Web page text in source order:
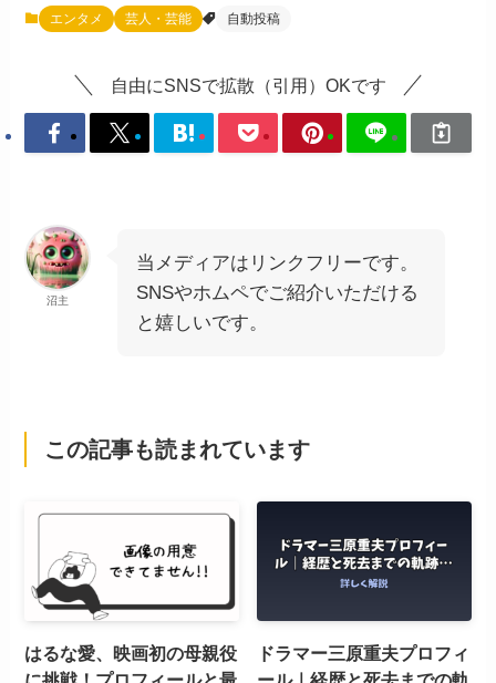
エンタメ 芸人・芸能 自動投稿
自由にSNSで拡散（引用）OKです
沼主
当メディアはリンクフリーです。
SNSやホムペでご紹介いただける
と嬉しいです。
この記事も読まれています
はるな愛、映画初の母親役
ドラマー三原重夫プロフィ